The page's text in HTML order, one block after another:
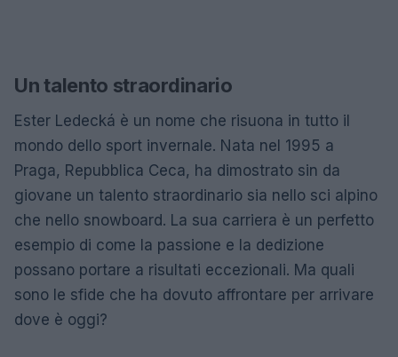
Un talento straordinario
Ester Ledecká è un nome che risuona in tutto il
mondo dello sport invernale. Nata nel 1995 a
Praga, Repubblica Ceca, ha dimostrato sin da
giovane un talento straordinario sia nello sci alpino
che nello snowboard. La sua carriera è un perfetto
esempio di come la passione e la dedizione
possano portare a risultati eccezionali. Ma quali
sono le sfide che ha dovuto affrontare per arrivare
dove è oggi?